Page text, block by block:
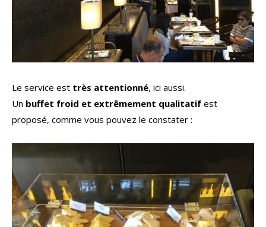
Le service est très attentionné, ici aussi.
Un buffet froid et extrêmement qualitatif est
proposé, comme vous pouvez le constater :